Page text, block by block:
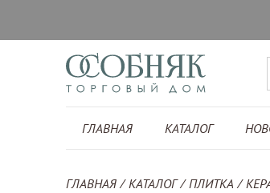
ГЛАВНАЯ КАТАЛОГ
ГЛАВНАЯ /КАТАЛОГ/ПЛИТКА /